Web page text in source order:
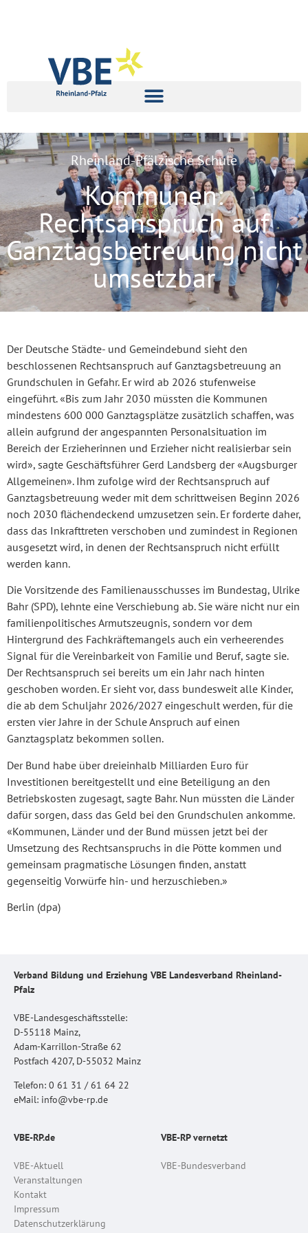
Rheinland-Pfälzische Schule
Kommunen:
Rechtsanspruch auf
Ganztagsbetreuung nicht
umsetzbar
Der Deutsche Städte- und Gemeindebund sieht den
beschlossenen Rechtsanspruch auf Ganztagsbetreuung an
Grundschulen in Gefahr. Er wird ab 2026 stufenweise
eingeführt. «Bis zum Jahr 2030 müssten die Kommunen
mindestens 600 000 Ganztagsplätze zusätzlich schaffen, was
allein aufgrund der angespannten Personalsituation im
Bereich der Erzieherinnen und Erzieher nicht realisierbar sein
wird», sagte Geschäftsführer Gerd Landsberg der «Augsburger
Allgemeinen». Ihm zufolge wird der Rechtsanspruch auf
Ganztagsbetreuung weder mit dem schrittweisen Beginn 2026
noch 2030 flächendeckend umzusetzen sein. Er forderte daher,
dass das Inkrafttreten verschoben und zumindest in Regionen
ausgesetzt wird, in denen der Rechtsanspruch nicht erfüllt
werden kann.
Die Vorsitzende des Familienausschusses im Bundestag, Ulrike
Bahr (SPD), lehnte eine Verschiebung ab. Sie wäre nicht nur ein
familienpolitisches Armutszeugnis, sondern vor dem
Hintergrund des Fachkräftemangels auch ein verheerendes
Signal für die Vereinbarkeit von Familie und Beruf, sagte sie.
Der Rechtsanspruch sei bereits um ein Jahr nach hinten
geschoben worden. Er sieht vor, dass bundesweit alle Kinder,
die ab dem Schuljahr 2026/2027 eingeschult werden, für die
ersten vier Jahre in der Schule Anspruch auf einen
Ganztagsplatz bekommen sollen.
Der Bund habe über dreieinhalb Milliarden Euro für
Investitionen bereitgestellt und eine Beteiligung an den
Betriebskosten zugesagt, sagte Bahr. Nun müssten die Länder
dafür sorgen, dass das Geld bei den Grundschulen ankomme.
«Kommunen, Länder und der Bund müssen jetzt bei der
Umsetzung des Rechtsanspruchs in die Pötte kommen und
gemeinsam pragmatische Lösungen finden, anstatt
gegenseitig Vorwürfe hin- und herzuschieben.»
Berlin (dpa)
Verband Bildung und Erziehung VBE Landesverband Rheinland-
Pfalz
VBE-Landesgeschäftsstelle:
D-55118 Mainz,
Adam-Karrillon-Straße 62
Postfach 4207, D-55032 Mainz
Telefon: 0 61 31 / 61 64 22
eMail: info@vbe-rp.de
VBE-RP.de
VBE-Aktuell
Veranstaltungen
Kontakt
Impressum
Datenschutzerklärung
VBE-RP vernetzt
VBE-Bundesverband